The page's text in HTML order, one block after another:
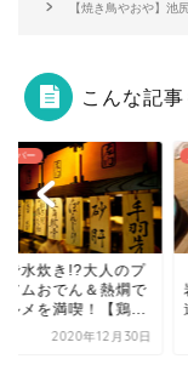
【焼き鳥やおや】池
こんな記
き!?大人のプ
でん＆熱燗で
喫！【鶏...
2020年12月30日
居酒屋・
【東
岩手県
道の